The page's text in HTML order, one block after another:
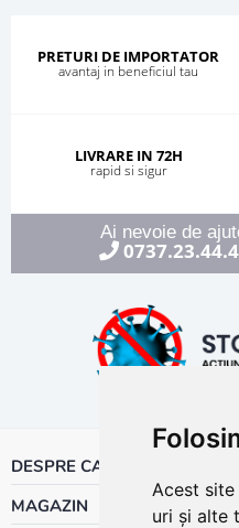
Acest
uri și alte
PRETURI DE IMPORTATOR
avantaj in beneficiul tau
LIVRARE IN 72H
rapid si sigur
Ai nevoie de
DESPRE CALOR
MAGAZIN